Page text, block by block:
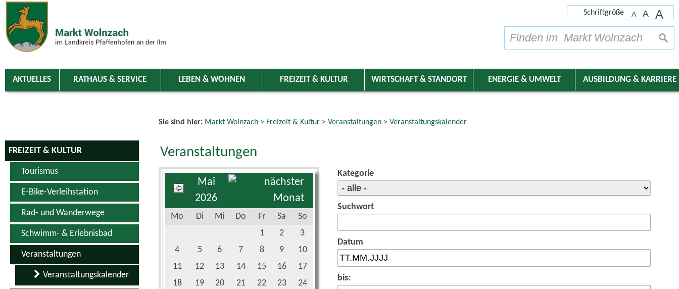
Zum Inhalt zur Navigation
Schriftgröße A A A
AKTUELLES RATHAUS & SERVICE LEBEN & WOHNEN FREIZEIT & KULTUR WIRTSCHAFT & STANDORT ENERGIE & UMWELT AUSBILDUNG & KARRIERE
FREIZEIT & KULTUR
Tourismus
E-Bike-Verleihstation
Rad- und Wanderwege
Schwimm- & Erlebnisbad
Veranstaltungen
Veranstaltungskalender
Sie sind hier: Markt Wolnzach> Freizeit & Kultur> Veranstaltungen> Veranstaltungskalender
Veranstaltungen
Mai
2026
Mo Di Mi Do Fr Sa
So
1
2
3
4
5 6 7 8 9
10
11
12 13 14 15 16
17
18
19 20 21 22 23
24
Kategorie
Suchwort
Datum
bis: